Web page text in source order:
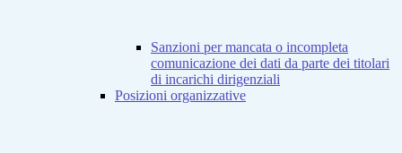
Sanzioni per mancata o incompleta
comunicazione dei dati da parte dei titolari
di incarichi dirigenziali
Posizioni organizzative